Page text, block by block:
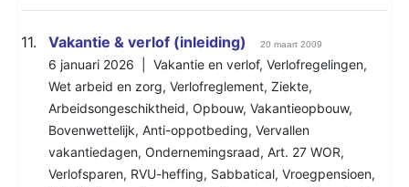
11. Vakantie & verlof (inleiding) 20 maart 2009
6 januari 2026 | Vakantie en verlof, Verlofregelingen,
Wet arbeid en zorg, Verlofreglement, Ziekte,
Arbeidsongeschiktheid, Opbouw, Vakantieopbouw,
Bovenwettelijk, Anti-oppotbeding, Vervallen
vakantiedagen, Ondernemingsraad, Art. 27 WOR,
Verlofsparen, RVU-heffing, Sabbatical, Vroegpensioen,